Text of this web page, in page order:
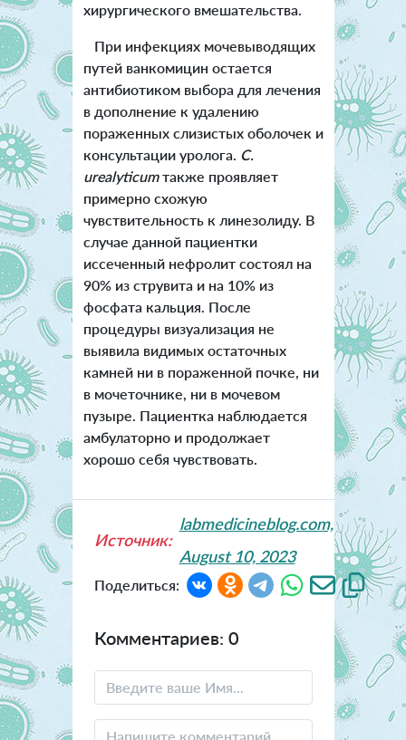
хирургического вмешательства.
При инфекциях мочевыводящих
путей ванкомицин остается
антибиотиком выбора для лечения
в дополнение к удалению
пораженных слизистых оболочек и
консультации уролога. C.
urealyticumтакже проявляет
примерно схожую
чувствительность к линезолиду. В
случае данной пациентки
иссеченный нефролит состоял на
90% из струвита и на 10% из
фосфата кальция. После
процедуры визуализация не
выявила видимых остаточных
камней ни в пораженной почке, ни
в мочеточнике, ни в мочевом
пузыре. Пациентка наблюдается
амбулаторно и продолжает
хорошо себя чувствовать.
Источник:
labmedicineblog.com,
August 10, 2023
Поделиться:
Комментариев: 0